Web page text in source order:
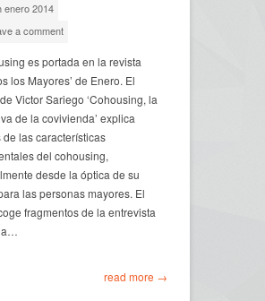
enero 2014
a comment
es portada en la revista
los Mayores’ de Enero. El
Victor Sariego ‘Cohousing, la
de la covivienda’ explica
las características
del cohousing,
desde la óptica de su
las personas mayores. El
fragmentos de la entrevista
read more →